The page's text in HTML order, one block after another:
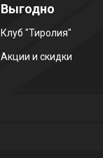
Выгодно
Клуб "Тиролия"
Акции и скидки